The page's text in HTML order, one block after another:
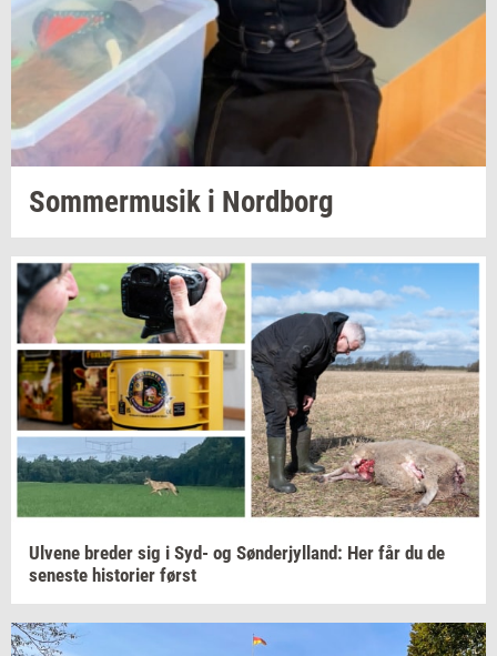
Som­mer­mu­sik i Nord­borg
Ul­ve­ne bre­der sig i Syd- og Søn­derjyl­land: Her får du de
se­ne­ste hi­sto­ri­er først